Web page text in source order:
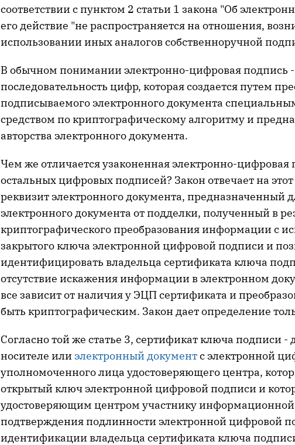
соответствии с пунктом 2 статьи 1 закона "Об
его действие "не распространяется на отношения,
использовании иных аналогов собственноручной
В обычном понимании электронно-цифровая подпись -
последовательность цифр, которая создается путем
подписываемого электронного документа
средством по криптографическому алгоритму и
авторства электронного документа.
Чем же отличается узаконенная электронно-цифровая
остальных цифровых подписей? Закон отвечает на этот
реквизит электронного документа, предназначенный
электронного документа от подделки, полученный в
криптографического преобразования информации с
закрытого ключа электронной цифровой подписи и
идентифицировать владельца сертификата ключа
отсутствие искажения информации в электронном
все зависит от наличия у ЭЦП сертификата и
быть криптографическим. Закон дает определение
Согласно той же статье 3, сертификат ключа подписи
носителе или электронный документс электронной
уполномоченного лица удостоверяющего центра,
открытый ключ электронной цифровой подписи и
удостоверяющим центром участнику
подтверждения подлинности электронной цифровой
идентификации владельца сертификата ключа